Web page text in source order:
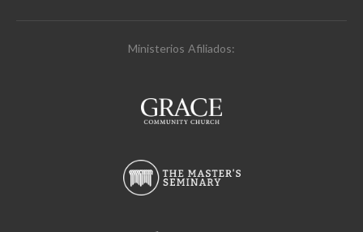
Ministerios Afiliados: